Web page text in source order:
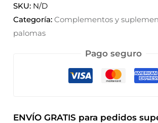
SKU: N/D
Categoría:Complementos y
palomas
Pago seguro
ENVÍO GRATIS para pedidos